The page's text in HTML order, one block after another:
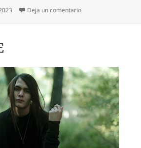
Deja un comentarioen ANGUSTIAS